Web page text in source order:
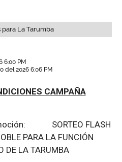
La Tarumba
6:00 PM
del 2026 6:06 PM
CAMPAÑA
SORTEO FLASH
PARA LA FUNCIÓN
DE LA TARUMBA